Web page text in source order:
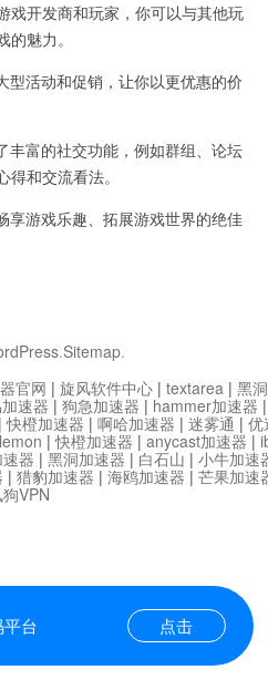
开发商和玩家，你可以与其他玩
魅力。
活动和促销，让你以更优惠的价
富的社交功能，例如群组、论坛
和交流看法。
游戏乐趣、拓展游戏世界的绝佳
.Sitemap.
台 点击
官网 | 旋风软件中心 | textarea | 黑
速器 | 狗急加速器 | hammer加速器
|快橙加速器 | 啊哈加速器 | 迷雾通 | 优
|快橙加速器 | anycast加速器 |
器 | 黑洞加速器 | 白石山 | 小牛加速
| 猎豹加速器 | 海鸥加速器 | 芒果加速
VPN